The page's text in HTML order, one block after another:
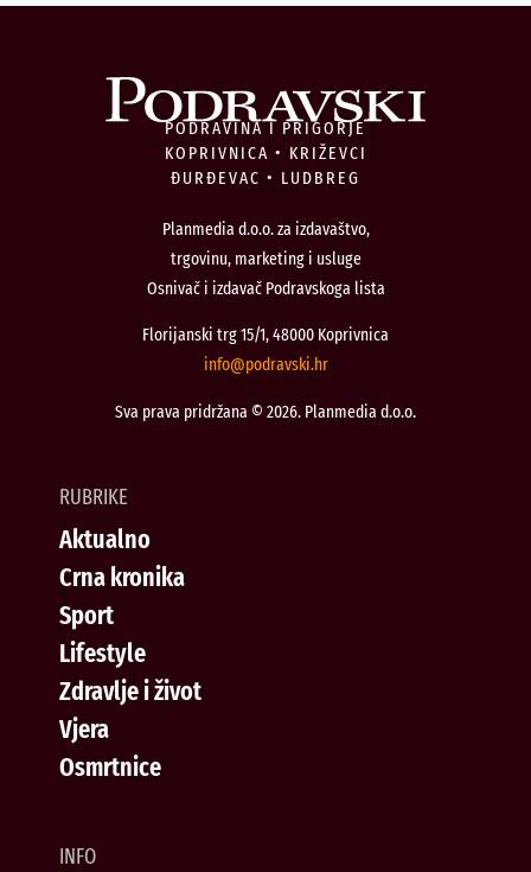
PODRAVINA I PRIGORJE
KOPRIVNICA • KRIŽEVCI
ĐURĐEVAC • LUDBREG
Planmedia d.o.o. za izdavaštvo,
trgovinu, marketing i usluge
Osnivač i izdavač Podravskoga lista
Florijanski trg 15/1, 48000 Koprivnica
rh.iksvardop
@ofni
Sva prava pridržana © 2026. Planmedia d.o.o.
RUBRIKE
Aktualno
Crna kronika
Sport
Lifestyle
Zdravlje i život
Vjera
Osmrtnice
INFO